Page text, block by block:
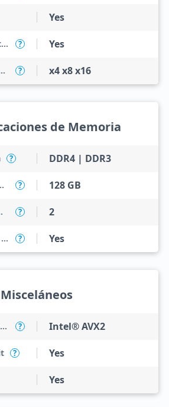
Yes
Intel VT-x with Extended Page Tables (EPT) ? Yes
? x4 x8 x16
de Memoria
? DDR4 | DDR3
? 128 GB
? 2
Soporte memoria ECC ? Yes
Misceláneos
Intel Standard Manageability (ISM) ? Intel® AVX2
? Yes
Yes